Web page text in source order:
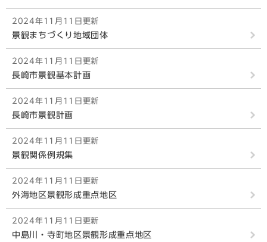
2024年11月11日更新
景観まちづくり地域団体
2024年11月11日更新
長崎市景観基本計画
2024年11月11日更新
長崎市景観計画
2024年11月11日更新
景観関係例規集
2024年11月11日更新
外海地区景観形成重点地区
2024年11月11日更新
中島川・寺町地区景観形成重点地区